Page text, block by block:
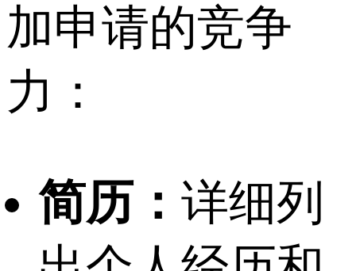
加申请的竞争
力：
简历： 详细列